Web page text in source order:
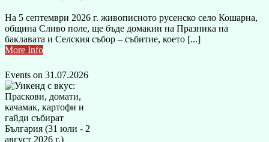
На 5 септември 2026 г. живописното русенско село Кошарна,
община Сливо поле, ще бъде домакин на Празника на
баклавата и Селския събор – събитие, което [...]
More Info
Events on 31.07.2026